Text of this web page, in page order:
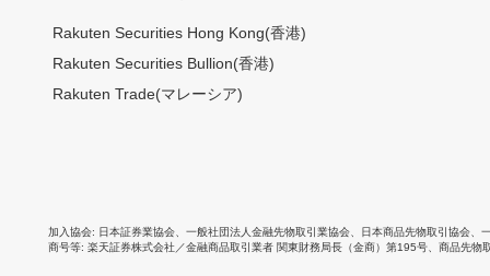
Rakuten Securities Hong Kong(香港)
Rakuten Securities Bullion(香港)
Rakuten Trade(マレーシア)
加入協会 日本証券業協会 一般社団法人金融先物取引業協会 日本商品先物取引協会
商号等 楽天証券株式会社／金融商品取引業者 関東財務局長（金商）第195号、商品先物